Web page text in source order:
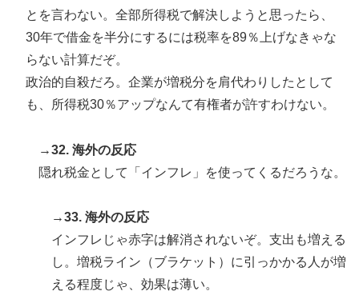
とを言わない。全部所得税で解決しようと思ったら、
30年で借金を半分にするには税率を89％上げなきゃな
らない計算だぞ。
政治的自殺だろ。企業が増税分を肩代わりしたとして
も、所得税30％アップなんて有権者が許すわけない。
→32. 海外の反応
隠れ税金として「インフレ」を使ってくるだろうな。
→33. 海外の反応
インフレじゃ赤字は解消されないぞ。支出も増える
し。増税ライン（ブラケット）に引っかかる人が増
える程度じゃ、効果は薄い。